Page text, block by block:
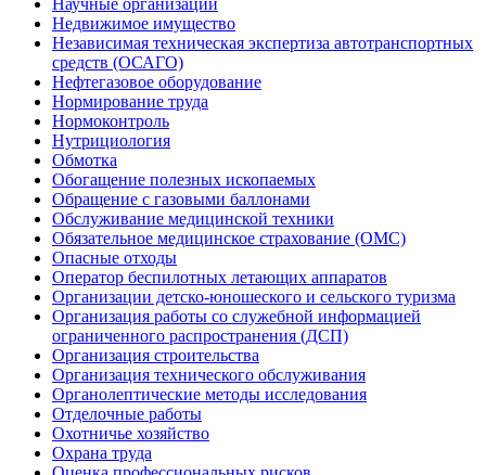
Научные организации
Недвижимое имущество
Независимая техническая экспертиза автотранспортных
средств (ОСАГО)
Нефтегазовое оборудование
Нормирование труда
Нормоконтроль
Нутрициология
Обмотка
Обогащение полезных ископаемых
Обращение с газовыми баллонами
Обслуживание медицинской техники
Обязательное медицинское страхование (ОМС)
Опасные отходы
Оператор беспилотных летающих аппаратов
Организации детско-юношеского и сельского туризма
Организация работы со служебной информацией
ограниченного распространения (ДСП)
Организация строительства
Организация технического обслуживания
Органолептические методы исследования
Отделочные работы
Охотничье хозяйство
Охрана труда